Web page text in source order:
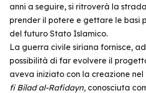
anni a seguire, si ritroverà la
prender il potere e gettare le basi
del futuro Stato Islamico.
La guerra civile siriana fornisce,
possibilità di far evolvere il
aveva iniziato con la creazione nel
fi Bilad al-Rafidayn, conosciuta